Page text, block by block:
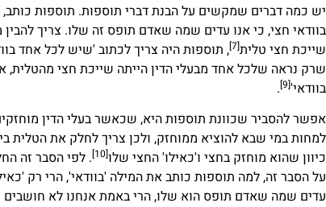
יש כמה דברים שמקשים על הבנת דברי תוספות. תוספות
בוודאי חצי, כי אנו עדים שמה שאדם תופס זה שלו. צריך
שייכת חצי טלית[7] , תוספות היה צריך לכתוב 'שיש לכל אחד
שרק נראה שלכל אחד מבעלי הדין הייתה שייכת חצי מהטלית,
בוודאי'[9]
.
אפשר להסביר שכוונת תוספות היא, שכאשר בעלי הדין
למחות במי שבא להוציא ממוחזק, ולכן צריך לחלק את הטלית
כיוון שהוא מוחזק בחצי ו'כאילו' החצי שלו[10]
. לפי הסבר זה
על הסבר זה, למה תוספות כותב את המילה 'בוודאי', הרי רק
עדים שמה שאדם תופס הוא שלו, הרי באמת אנחנו לא